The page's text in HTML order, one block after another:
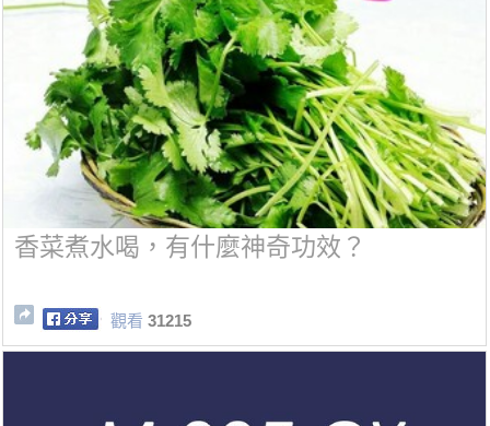
香菜煮水喝，有什麼神奇功效？
觀看 31215